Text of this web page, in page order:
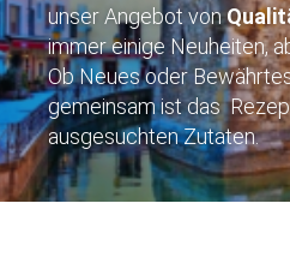
unser Angebot von
immer einige Neuheiten,
Ob Neues oder
gemeinsam ist das
ausgesuchten Zutaten.